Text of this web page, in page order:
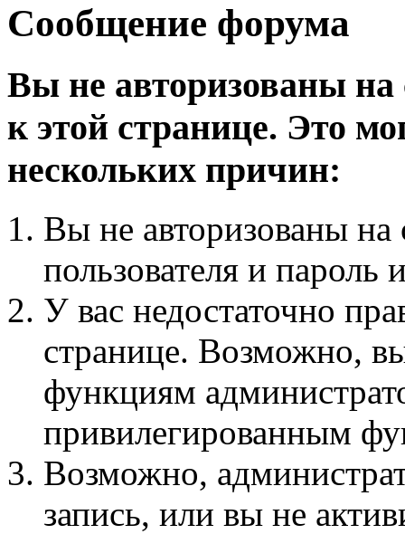
Сообщение форума
Вы не авторизованы на
к этой странице. Это
нескольких причин:
Вы не авторизованы на
пользователя и пароль
У вас недостаточно
странице. Возможно,
функциям
привилегированным
Возможно,
запись, или вы не